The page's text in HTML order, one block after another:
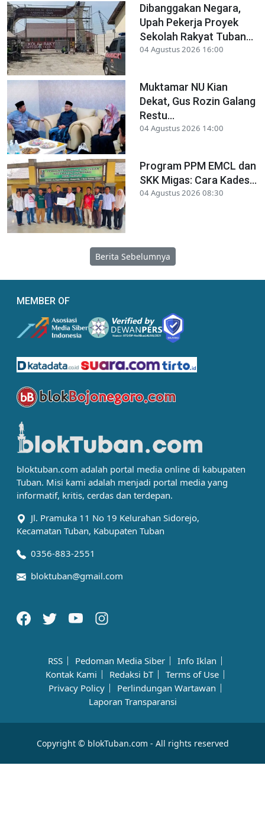
Dibanggakan Negara,
Upah Pekerja Proyek
Sekolah Rakyat Tuban...
04 Agustus 2026 16:00
Muktamar NU Kian
Dekat, Gus Rozin Galang
Restu...
04 Agustus 2026 14:00
Program PPM EMCL dan
SKK Migas: Cara Kades...
04 Agustus 2026 08:30
Berita Sebelumnya
MEMBER OF
bloktuban.com adalah portal media online di kabupaten
Tuban. Misi kami adalah menjadi portal media yang
informatif, kritis, cerdas dan terdepan.
Jl. Pramuka 11 No 19 Kelurahan Sidorejo,
Kecamatan Tuban, Kabupaten Tuban
0356-883-2551
bloktuban@gmail.com
RSS Pedoman Media Siber
Info Iklan
Kontak Kami
Redaksi bT
Terms of Use
Privacy Policy
Perlindungan Wartawan
Laporan Transparansi
Copyright © blokTuban.com - All rights reserved